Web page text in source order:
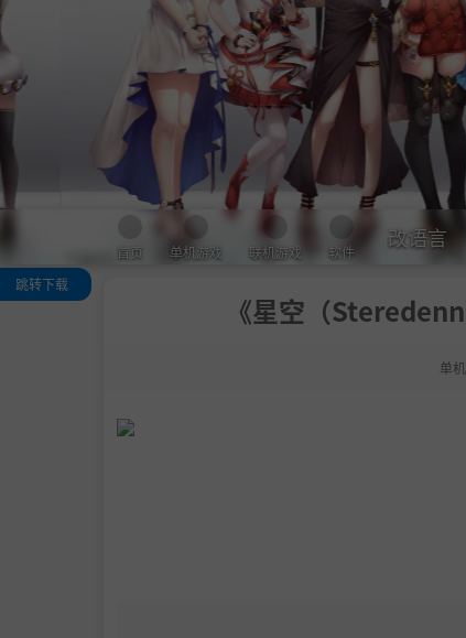
首页 单机游戏 联机游戏 软件
改语言
《星空（
单
跳转下载